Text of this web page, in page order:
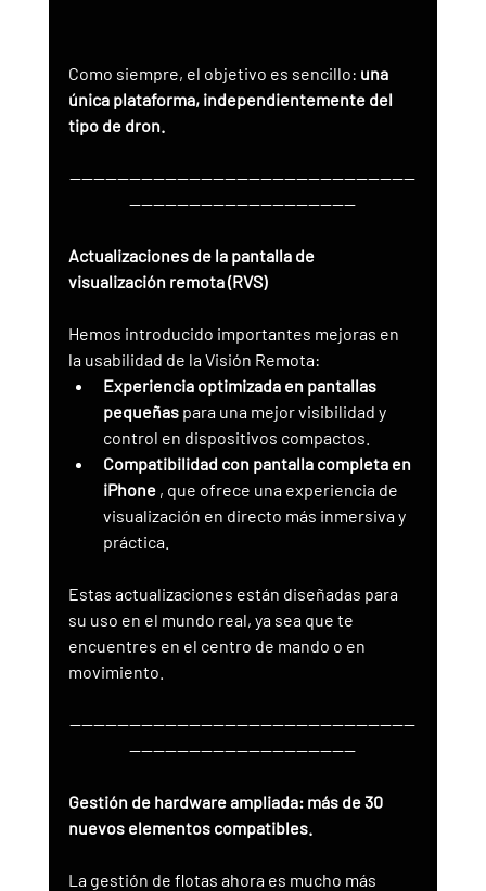
Como siempre, el objetivo es sencillo: una
única plataforma, independientemente del
tipo de dron.
----------------------------------------------------------
--------------------------------------
Actualizaciones de la pantalla de
visualización remota (RVS)
Hemos introducido importantes mejoras en
la usabilidad de la Visión Remota:
Experiencia optimizada en pantallas
pequeñas para una mejor visibilidad y
control en dispositivos compactos.
Compatibilidad con pantalla completa en
iPhone , que ofrece una experiencia de
visualización en directo más inmersiva y
práctica.
Estas actualizaciones están diseñadas para
su uso en el mundo real, ya sea que te
encuentres en el centro de mando o en
movimiento.
----------------------------------------------------------
--------------------------------------
Gestión de hardware ampliada: más de 30
nuevos elementos compatibles.
La gestión de flotas ahora es mucho más